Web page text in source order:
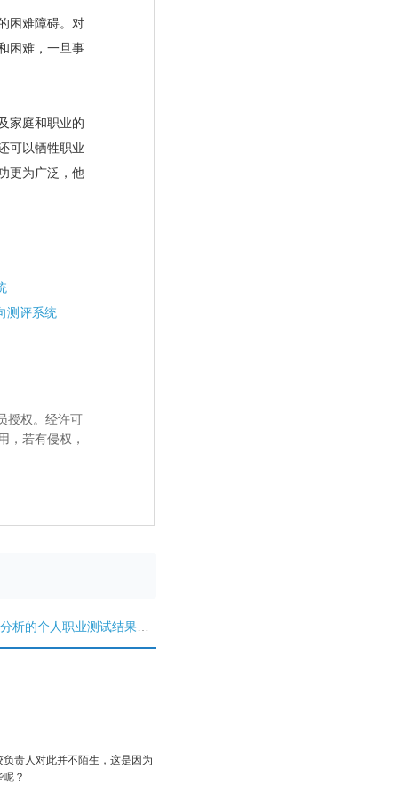
困难障碍。对
困难，一旦事
家庭和职业的
可以牺牲职业
更为广泛，他
测评系统
授权。经许可
，若有侵权，
析的个人职业测试结果才靠谱
责人对此并不陌生，这是因为
？